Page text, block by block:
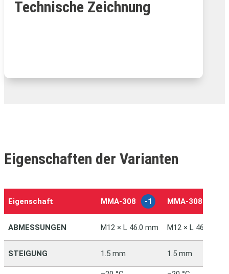
Technische Zeichnung
Eigenschaften der Varianten
Eigenschaft MMA‑308 -1 MMA‑308
ABMESSUNGEN M12 × L 46.0 mm M12 × L 46.0 mm
STEIGUNG 1.5 mm 1.5 mm